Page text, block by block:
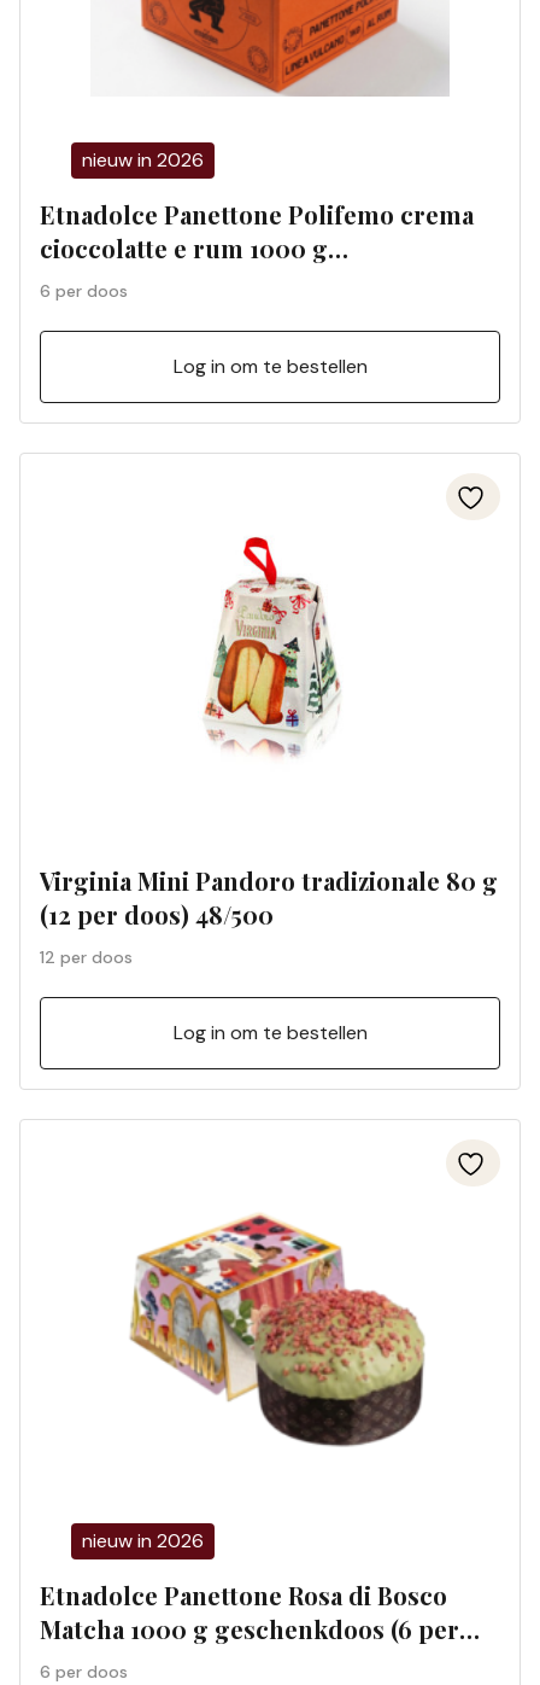
nieuw in 2026
Etnadolce Panettone Polifemo crema
cioccolatte e rum 1000 g
geschenkdoos (6 per doos) 01198S
6 per doos
Log in om te bestellen
Virginia Mini Pandoro tradizionale 80 g
(12 per doos) 48/500
12 per doos
Log in om te bestellen
nieuw in 2026
Etnadolce Panettone Rosa di Bosco
Matcha 1000 g geschenkdoos (6 per
doos) 01197S
6 per doos